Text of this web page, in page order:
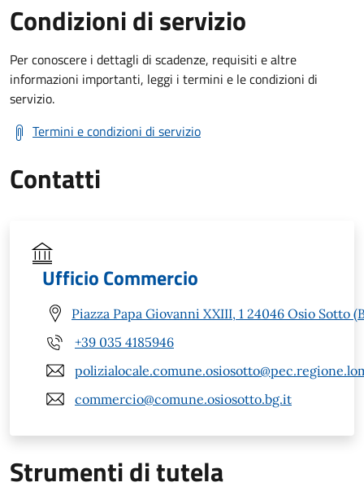
Condizioni di servizio
Per conoscere i dettagli di scadenze, requisiti e altre
informazioni importanti, leggi i termini e le condizioni di
servizio.
Termini e condizioni di servizio
Contatti
Ufficio Commercio
Piazza Papa Giovanni XXIII, 1 24046 Osio Sotto
+39 035 4185946
commercio@comune.osiosotto.bg.it
Strumenti di tutela